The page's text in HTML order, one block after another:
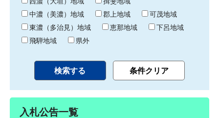
中濃（美濃）地域
郡上地域
可茂地域
東濃（多治見）地域
恵那地域
下呂地域
飛騨地域
県外
入札公告一覧